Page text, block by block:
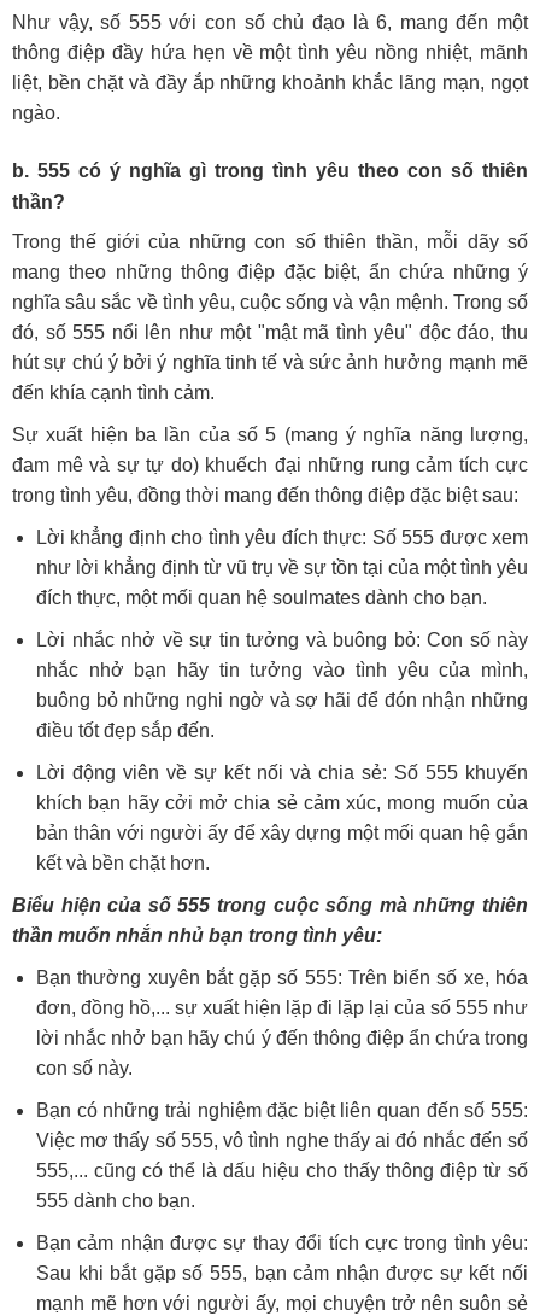
Như vậy, số 555 với con số chủ đạo là 6, mang đến một
thông điệp đầy hứa hẹn về một tình yêu nồng nhiệt, mãnh
liệt, bền chặt và đầy ắp những khoảnh khắc lãng mạn, ngọt
ngào.
b. 555 có ý nghĩa gì trong tình yêu theo con số thiên
thần?
Trong thế giới của những con số thiên thần, mỗi dãy số
mang theo những thông điệp đặc biệt, ẩn chứa những ý
nghĩa sâu sắc về tình yêu, cuộc sống và vận mệnh. Trong số
đó, số 555 nổi lên như một "mật mã tình yêu" độc đáo, thu
hút sự chú ý bởi ý nghĩa tinh tế và sức ảnh hưởng mạnh mẽ
đến khía cạnh tình cảm.
Sự xuất hiện ba lần của số 5 (mang ý nghĩa năng lượng,
đam mê và sự tự do) khuếch đại những rung cảm tích cực
trong tình yêu, đồng thời mang đến thông điệp đặc biệt sau:
Lời khẳng định cho tình yêu đích thực: Số 555 được xem
như lời khẳng định từ vũ trụ về sự tồn tại của một tình yêu
đích thực, một mối quan hệ soulmates dành cho bạn.
Lời nhắc nhở về sự tin tưởng và buông bỏ: Con số này
nhắc nhở bạn hãy tin tưởng vào tình yêu của mình,
buông bỏ những nghi ngờ và sợ hãi để đón nhận những
điều tốt đẹp sắp đến.
Lời động viên về sự kết nối và chia sẻ: Số 555 khuyến
khích bạn hãy cởi mở chia sẻ cảm xúc, mong muốn của
bản thân với người ấy để xây dựng một mối quan hệ gắn
kết và bền chặt hơn.
Biểu hiện của số 555 trong cuộc sống mà những thiên
thần muốn nhắn nhủ bạn trong tình yêu:
Bạn thường xuyên bắt gặp số 555: Trên biển số xe, hóa
đơn, đồng hồ,... sự xuất hiện lặp đi lặp lại của số 555 như
lời nhắc nhở bạn hãy chú ý đến thông điệp ẩn chứa trong
con số này.
Bạn có những trải nghiệm đặc biệt liên quan đến số 555:
Việc mơ thấy số 555, vô tình nghe thấy ai đó nhắc đến số
555,... cũng có thể là dấu hiệu cho thấy thông điệp từ số
555 dành cho bạn.
Bạn cảm nhận được sự thay đổi tích cực trong tình yêu:
Sau khi bắt gặp số 555, bạn cảm nhận được sự kết nối
mạnh mẽ hơn với người ấy, mọi chuyện trở nên suôn sẻ